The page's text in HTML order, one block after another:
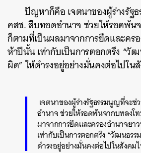
ปัญหาก็คือเจตนาของผู้ร่างรั
คสช. สืบทอดอำนาจ ช่วยให้รอดพ้น
ก็ตามที่เป็นผลมาจากการยึดและคร
ห้าปีนั้น เท่ากับเป็นการตอกตรึง “วั
ผิด” ให้ดำรงอยู่อย่างมั่นคงต่อไปใน
เจตนาของผู้ร่างรัฐธรรมนูญที่จะ
อำนาจ ช่วยให้รอดพ้นจากบทลงโ
มาจากการยึดและครองอำนาจย
เท่ากับเป็นการตอกตรึง “วัฒนธร
ดำรงอยู่อย่างมั่นคงต่อไปในสังคม